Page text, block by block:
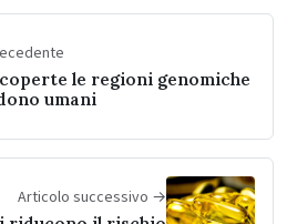
le regioni genomiche
umani
Articolo successivo →